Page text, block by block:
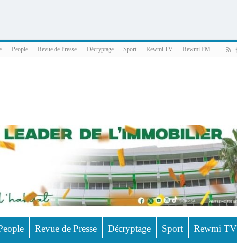
People Revue de Presse Décryptage Sport Rewmi TV Rewmi FM
Revue de Presse Décryptage Sport Rewmi TV